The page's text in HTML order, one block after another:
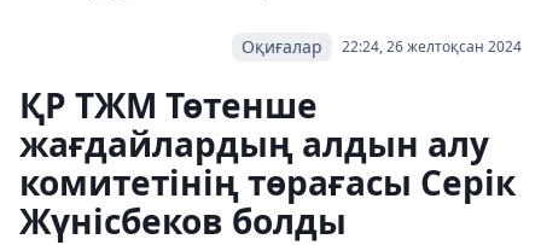
22:24, 26 желтоқсан 2024
Оқиғалар
ҚР ТЖМ Төтенше
жағдайлардың алдын алу
комитетінің төрағасы Серік
Жүнісбеков болды